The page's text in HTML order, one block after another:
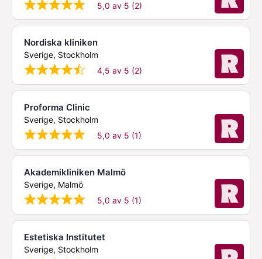
5,0 av 5 (2)
Nordiska kliniken
Sverige, Stockholm
4,5 av 5 (2)
Proforma Clinic
Sverige, Stockholm
5,0 av 5 (1)
Akademikliniken Malmö
Sverige, Malmö
5,0 av 5 (1)
Estetiska Institutet
Sverige, Stockholm